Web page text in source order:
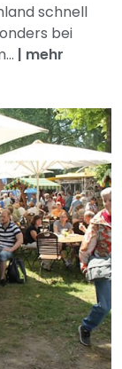
schnell
bei
| mehr